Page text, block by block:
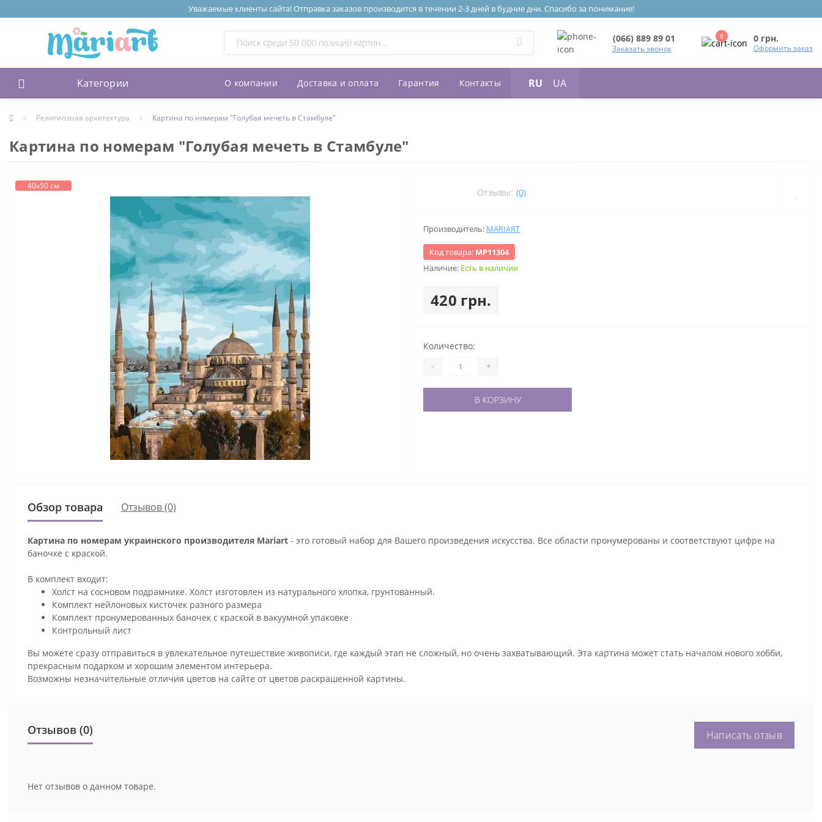
Уважаемые клиенты сайта! Отправка заказов производится в течении 2-3 дней в будние дни. Спасибо за понимание!
(066) 889 89 01
Заказать звонок
0 0 грн.
Оформить заказ
Категории О компании Доставка и оплата Гарантия Контакты RU UA
Религиозная архитектура Картина по номерам "Голубая мечеть в Стамбуле"
Картина по номерам "Голубая мечеть в Стамбуле"
40х50 см
Отзывы: (0)
Производитель: MARIART
Код товара: МР11304
Наличие: Есть в наличии
420 грн.
Количество:
- +
В КОРЗИНУ
Обзор товара Отзывов (0)
Картина по номерам украинского производителя Mariart - это готовый набор для Вашего произведения искусства. Все области пронумерованы и соответствуют цифре на
баночке с краской.
В комплект входит:
Холст на сосновом подрамнике. Холст изготовлен из натурального хлопка, грунтованный.
Комплект нейлоновых кисточек разного размера
Комплект пронумерованных баночек с краской в вакуумной упаковке
Контрольный лист
Вы можете сразу отправиться в увлекательное путешествие живописи, где каждый этап не сложный, но очень захватывающий. Эта картина может стать началом нового хобби,
прекрасным подарком и хорошим элементом интерьера.
Возможны незначительные отличия цветов на сайте от цветов раскрашенной картины.
Отзывов (0) Написать отзыв
Нет отзывов о данном товаре.